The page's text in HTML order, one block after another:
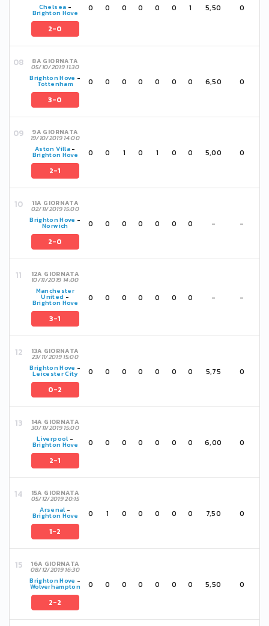
Chelsea -
Brighton Hove
2-0
0 0 0 0 0 0 1 5,50 0
8A GIORNATA
05/10/2019 11:30
Brighton Hove -
Tottenham
3-0
0 0 0 0 0 0 0 6,50 0
9A GIORNATA
19/10/2019 14:00
Aston Villa-
Brighton Hove
2-1
0 0 1 0 1 0 0 5,00 0
11A GIORNATA
02/11/2019 15:00
Brighton Hove -
Norwich
2-0
0 0 0 0 0 0 0 - -
12A GIORNATA
10/11/2019 14:00
Manchester
United -
Brighton Hove
3-1
0 0 0 0 0 0 0 - -
13A GIORNATA
23/11/2019 15:00
Brighton Hove -
Leicester City
0-2
0 0 0 0 0 0 0 5,75 0
14A GIORNATA
30/11/2019 15:00
Liverpool -
Brighton Hove
2-1
0 0 0 0 0 0 0 6,00 0
15A GIORNATA
05/12/2019 20:15
Arsenal -
Brighton Hove
1-2
0 1 0 0 0 0 0 7,50 0
16A GIORNATA
08/12/2019 16:30
Brighton Hove -
Wolverhampton
2-2
0 0 0 0 0 0 0 5,50 0